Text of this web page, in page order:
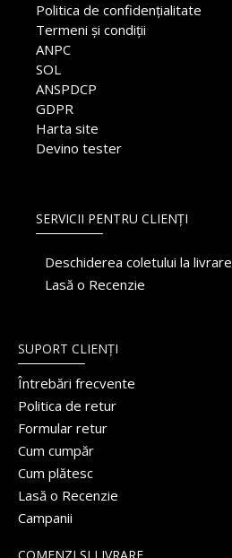
Politica de confidențialitate
Termeni și condiții
ANPC
SOL
ANSPDCP
GDPR
Harta site
Devino tester
SERVICII PENTRU CLIENȚI
Deschiderea coletului la livrare
Lasă o Recenzie
SUPORT CLIENȚI
Întrebări frecvente
Politica de retur
Formular retur
Cum cumpăr
Cum plătesc
Lasă o Recenzie
Campanii